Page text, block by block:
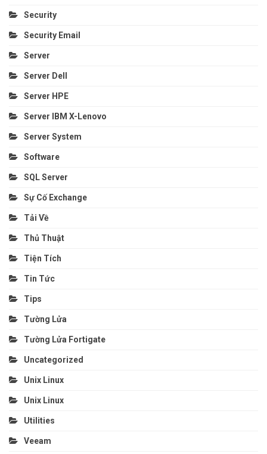
Security
Security Email
Server
Server Dell
Server HPE
Server IBM X-Lenovo
Server System
Software
SQL Server
Sự Cố Exchange
Tải Về
Thủ Thuật
Tiện Tích
Tin Tức
Tips
Tường Lửa
Tường Lửa Fortigate
Uncategorized
Unix Linux
Unix Linux
Utilities
Veeam